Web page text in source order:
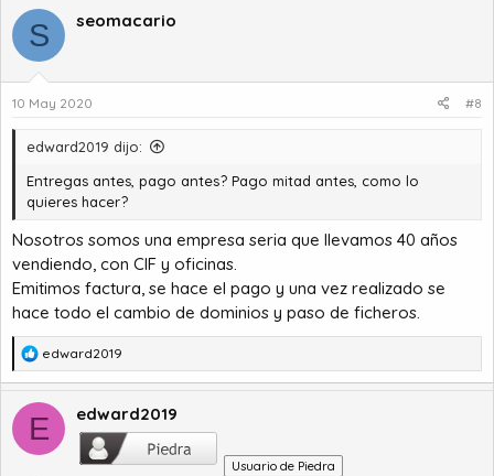
S seomacario
10 May 2020 #8
edward2019 dijo:
Entregas antes, pago antes? Pago mitad antes, como lo
quieres hacer?
Nosotros somos una empresa seria que llevamos 40 años
vendiendo, con CIF y oficinas.
Emitimos factura, se hace el pago y una vez realizado se
hace todo el cambio de dominios y paso de ficheros.
R
e
c
i
edward2019
E edward2019
Usuario de Piedra